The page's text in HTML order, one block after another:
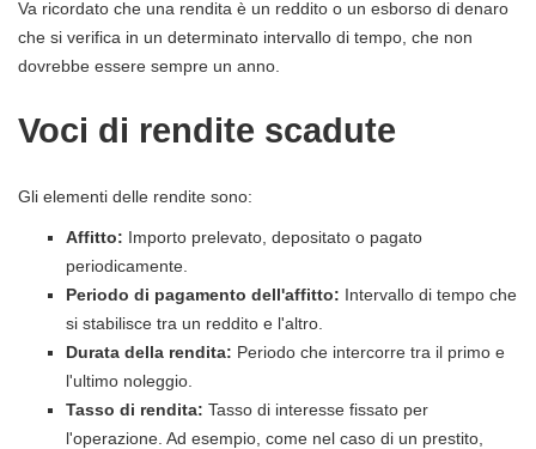
Va ricordato che una rendita è un reddito o un esborso di denaro
che si verifica in un determinato intervallo di tempo, che non
dovrebbe essere sempre un anno.
Voci di rendite scadute
Gli elementi delle rendite sono:
Affitto: Importo prelevato, depositato o pagato
periodicamente.
Periodo di pagamento dell'affitto: Intervallo di tempo che
si stabilisce tra un reddito e l'altro.
Durata della rendita: Periodo che intercorre tra il primo e
l'ultimo noleggio.
Tasso di rendita: Tasso di interesse fissato per
l'operazione. Ad esempio, come nel caso di un prestito,